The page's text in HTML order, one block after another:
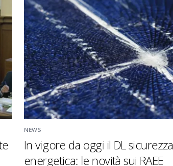
NEWS
In vigore da oggi il DL sicurezza
energetica: le novità sui RAEE